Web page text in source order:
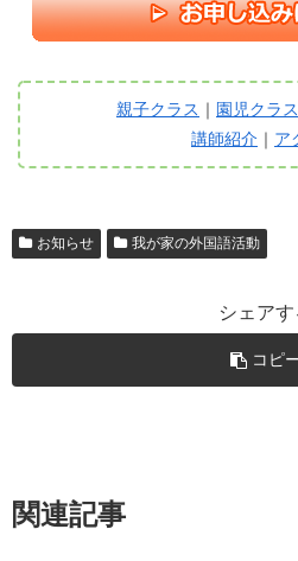
親子クラス ｜ 園児クラス
講師紹介 ｜ ア
お知らせ 我が家の外国語活動
シェアす
コピ
関連記事